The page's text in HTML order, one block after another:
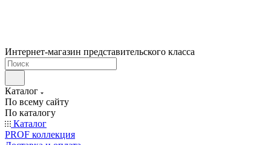
Интернет-магазин представительского класса
Каталог
По всему сайту
По каталогу
Каталог
PROF коллекция